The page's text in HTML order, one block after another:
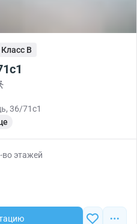
Класс B
36/71с1
во этажей